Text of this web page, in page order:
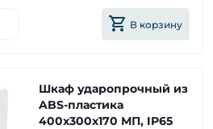
В корзину
Шкаф ударопрочный из
ABS-пластика
400х300х170 МП, IP65